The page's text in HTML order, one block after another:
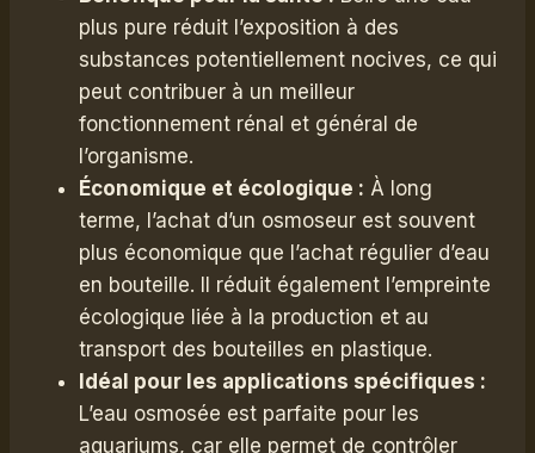
plus pure réduit l’exposition à des
substances potentiellement nocives, ce qui
peut contribuer à un meilleur
fonctionnement rénal et général de
l’organisme.
Économique et écologique : À long
terme, l’achat d’un osmoseur est souvent
plus économique que l’achat régulier d’eau
en bouteille. Il réduit également l’empreinte
écologique liée à la production et au
transport des bouteilles en plastique.
Idéal pour les applications spécifiques :
L’eau osmosée est parfaite pour les
aquariums, car elle permet de contrôler